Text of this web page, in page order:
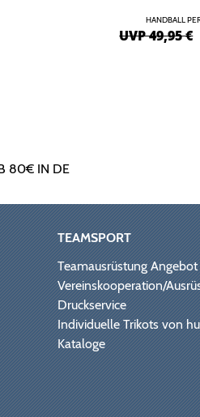
HANDBALL
UVP 49,95 €
80€ IN DE
TEAMSPORT
Teamausrüstung
Vereinskooperation/
Druckservice
Individuelle Trikots von
Kataloge